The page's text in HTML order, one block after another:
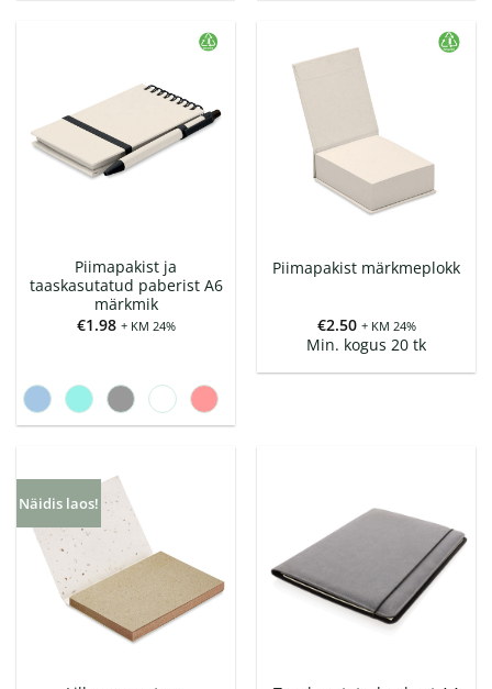
Piimapakist ja
taaskasutatud paberist A6
märkmik
€1.98 + KM 24%
Piimapakist märkmeplokk
€2.50 + KM 24%
Min. kogus 20 tk
Näidis laos!